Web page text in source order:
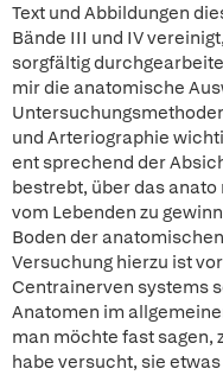
Text und Abbildungen
Bände III und IV
sorgfältig
mir die anatomische
und Arteriographie
ent sprechend der
bestrebt, über das
vom Lebenden zu
Boden der
Versuchung hierzu ist
Centrainerven systems
Anatomen im
man möchte fast sagen,
habe versucht, sie